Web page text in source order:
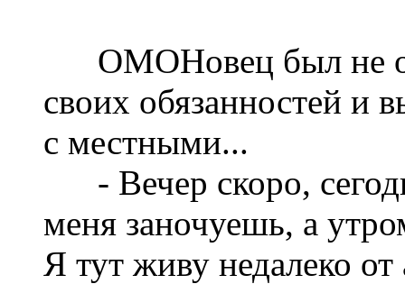
ОМОНовец был не
своих обязанностей и
с местными...
- Вечер скоро,
меня заночуешь, а
Я тут живу недалеко от